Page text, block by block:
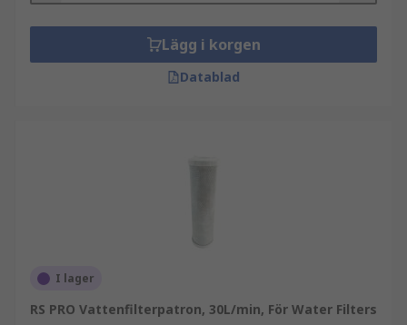
Lägg i korgen
Datablad
I lager
RS PRO Vattenfilterpatron, 30L/min, För Water Filters